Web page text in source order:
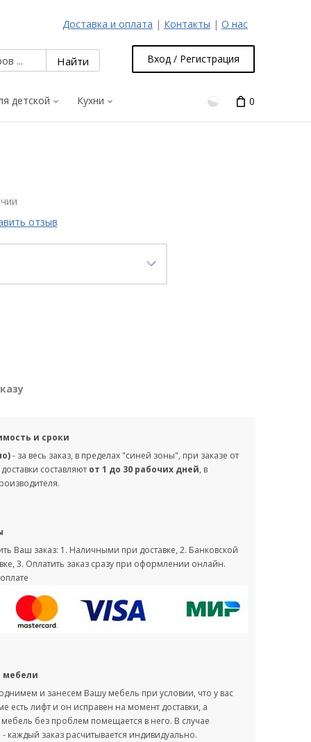
Доставка и оплата | Контакты | О нас
Вход / Регистрация
детской Кухни 0
отзыв
и сроки
- за весь заказ, в пределах "синей зоны", при заказе от
составляют от 1 до 30 рабочих дней, в
Ваш заказ: 1. Наличными при доставке, 2. Банковской
3. Оплатить заказ сразу при оформлении онлайн.
мебели
и занесем Вашу мебель при условии, что у вас
есть лифт и он исправен на момент доставки, а
без проблем помещается в него. В случае
каждый заказ расчитывается индивидуально.